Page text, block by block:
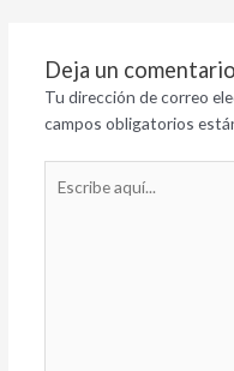
Deja un comentario
Tu dirección de correo
campos obligatorios
aquí...